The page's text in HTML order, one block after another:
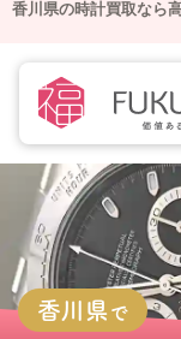
香川県の時計買取なら
香川県で